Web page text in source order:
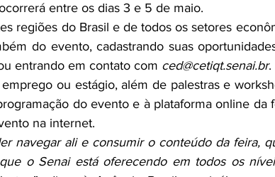
entre os dias 3 e 5 de maio.
regiões do Brasil e de todos os setores
do evento, cadastrando suas
entrando em contato com ced@cetiqt.senai.br.
ou estágio, além de palestras e
do evento e à plataforma online da
na internet.
navegar ali e consumir o conteúdo da feira,
o Senai está oferecendo em todos os